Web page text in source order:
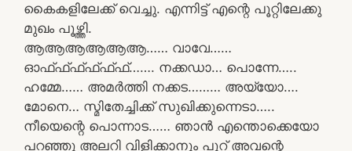
കൈകളിലേക്ക് വെച്ചു. എന്നിട്ട് എന്റെ പൂറ്റിലേക്കു
മുഖം പൂഴ്ത്തി.
ആആആആആആ…… വാവേ……
ഓഫ്ഫ്ഫ്ഫ്ഫ്ഫ്……. നക്കഡാ… പൊന്നേ…..
ഹമ്മേ…… അമർത്തി നക്കട……… അയ്യോ….
മോനെ… സ്മിതേച്ചിക്ക് സുഖിക്കുന്നെടാ…..
നീയെന്റെ പൊന്നാട…… ഞാൻ എന്തൊക്കെയോ
പറഞ്ഞു അലറി വിളിക്കാനും പൂറ് അവന്റെ